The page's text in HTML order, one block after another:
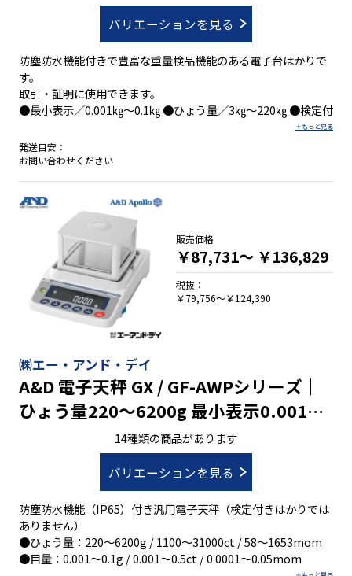
バリエーションを見る
防塵防水機能付きで豊富な重量検品機能のある電子台はかりで
す。
取引・証明に使用できます。
●最小表示／0.001㎏～0.1㎏ ●ひょう量／3㎏～220㎏ ●検定付
発送目安：
お問い合わせください
㈱エー・アンド・デイ
A&D 電子天秤 GX / GF-AWPシリーズ｜
ひょう量220～6200g 最小表示0.001～
14種類の商品があります
バリエーションを見る
防塵防水機能（IP65）付き汎用電子天秤（検定付きはかりでは
ありません）
●ひょう量：220～6200g / 1100～31000ct / 58～1653mom
●目量：0.001～0.1g / 0.001～0.5ct / 0.0001～0.05mom
販売価格
￥87,731～ ￥136,829
税抜：
￥79,756～￥124,390